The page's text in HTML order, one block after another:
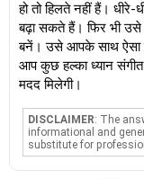
हो तो हिलते नहीं हैं।
बढ़ा सकते हैं। फिर भी उसे
बनें। उसे आपके साथ
आप कुछ हल्का ध्यान
मदद मिलेगी।
DISCLAIMER: The
informational and
substitute for